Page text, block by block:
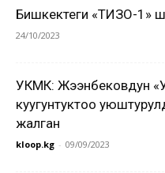
Бишкектеги «ТИЗО-1»
24/10/2023
УКМК: Жээнбековдун
куугунтуктоо
жалган
kloop.kg - 09/09/2023